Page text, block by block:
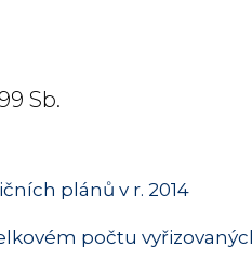
Sb.
plánů v r. 2014
počtu